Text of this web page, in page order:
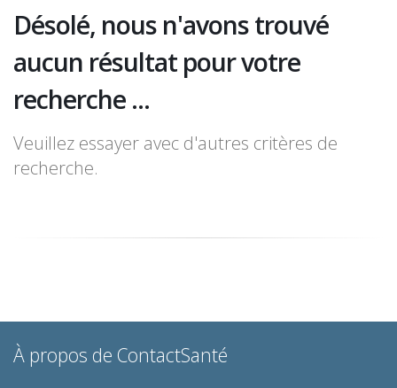
Désolé, nous n'avons trouvé
aucun résultat pour votre
recherche ...
Veuillez essayer avec d'autres critères de
recherche.
À propos de ContactSanté